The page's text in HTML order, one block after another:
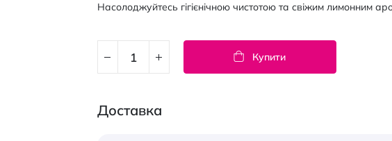
Насолоджуйтесь гігієнічною чистотою та свіжим лимонним
Купити
Доставка